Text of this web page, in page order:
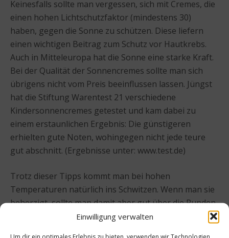
Einwilligung verwalten
Um dir ein optimales Erlebnis zu bieten, verwenden wir Technologien
Keinesfalls sollte man vergessen, sich mit Cremes, die
einen hohen Lichtschutzfaktor (mindestens 30)
haben, gegen die Sonne zu schützen. Diese liefern
einen wichtigen Beitrag zum Schutz vor Hautkrebs.
Auch in Mitteleuropa hat die Sonne eine starke Kraft.
Bei der Qualität der Sonnencremes sollte man sich
übrigens nicht vom Preis beeinflussen lassen. Jüngst
hat die Stiftung Warentest 21 verschiedene
Kindersonnencremes getestet und kam dabei zu
einem erstaunlichen Ergebnis: Die günstigeren
erhielten gute Noten, wohingegen nicht jede teure
gut abschnitt. (Ergebnisse unter: www.test.de)
Trotz dieser Tipps kommt man bei hohen
Temperaturen natürlich ins Schwitzen. Wenn man sie
beherzigt, sollte man damit aber gut über die Runden
kommen und die derzeitige und kommende